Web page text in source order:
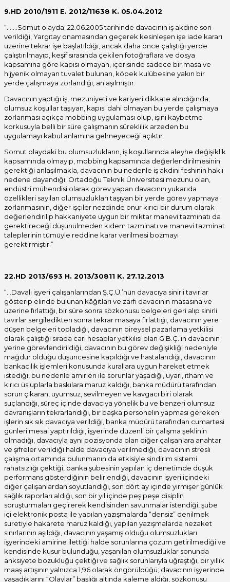
9.HD 2010/1911 E. 2012/11638 K. 05.04.2012
“…….Somut olayda; 22.06.2005 tarihinde davacının iş akdine son
verildiği, Yargıtay onamasından geçerek kesinleşen işe iade kararı
üzerine tekrar işe başlatıldığı, ancak daha önce çalıştığı yerde
çalıştırılmayıp, keşif sırasında çekilen fotoğraflara ve dosya
kapsamına göre kapısı olmayan, içerisinde sadece bir masa ve
hijyenik olmayan tuvalet bulunan, köpek kulübesine yakın bir
yerde çalışmaya zorlandığı, anlaşılmıştır.
Davacının yaptığı iş, mezuniyeti ve kariyeri dikkate alındığında;
olumsuz koşullar taşıyan, kapısı dahi olmayan bu yerde çalışmaya
zorlanması açıkça mobbing uygulaması olup, işini kaybetme
korkusuyla belli bir süre çalışmanın süreklilik arzeden bu
uygulamayı kabul anlamına gelmeyeceği açıktır.
Somut olaydaki bu olumsuzlukların, iş koşullarında aleyhe değişiklik
kapsamında olmayıp, mobbing kapsamında değerlendirilmesinin
gerektiği anlaşılmakla, davacının bu nedenle iş akdini feshinin haklı
nedene dayandığı; Ortadoğu Teknik Üniversitesi mezunu olan,
endüstri mühendisi olarak görev yapan davacının yukarıda
özellikleri sayılan olumsuzlukları taşıyan bir yerde görev yapmaya
zorlanmasının, diğer işçiler nezdinde onur kırıcı bir durum olarak
değerlendirilip hakkaniyete uygun bir miktar manevi tazminatı da
gerektireceği düşünülmeden kıdem tazminatı ve manevi tazminat
taleplerinin tümüyle reddine karar verilmesi bozmayı
gerektirmiştir.”
22.HD 2013/693 H. 2013/30811 K. 27.12.2013
“…Davalı işyeri çalışanlarından Ş.Ç.Ü.’nün davacıya sinirli tavırlar
gösterip elinde bulunan kâğıtları ve zarfı davacının masasına ve
üzerine fırlattığı, bir süre sonra sözkonusu belgeleri geri alıp sinirli
tavırlar sergiledikten sonra tekrar masaya fırlattığı, davacının yere
düşen belgeleri topladığı, davacının bireysel pazarlama yetkilisi
olarak çalıştığı sırada cari hesaplar yetkilisi olan G.B.Ç.’in davacının
yerine görevlendirildiği, davacının bu görev değişikliği nedeniyle
mağdur olduğu düşüncesine kapıldığı ve hastalandığı, davacının
bankacılık işlemleri konusunda kurallara uygun hareket etmek
istediği, bu nedenle amirleri ile sorunlar yaşadığı, uyarı, itham ve
kırıcı üsluplarla baskılara maruz kaldığı, banka müdürü tarafından
sorun çıkaran, uyumsuz, sevilmeyen ve kavgacı biri olarak
suçlandığı, süreç içinde davacıya yönelik bu ve benzeri olumsuz
davranışların tekrarlandığı, bir başka personelin yapması gereken
işlerin sık sık davacıya verildiği, banka müdürü tarafından cumartesi
günleri mesai yaptırıldığı, işyerinde düzenli bir çalışma şeklinin
olmadığı, davacıyla aynı pozisyonda olan diğer çalışanlara anahtar
ve şifreler verildiği halde davacıya verilmediği, davacının stresli
çalışma ortamında bulunmanın da etkisiyle sindirim sistemi
rahatsızlığı çektiği, banka şubesinin yapılan iç denetimde düşük
performans gösterdiğinin belirlendiği, davacının işyeri içindeki
diğer çalışanlardan soyutlandığı, son dört ay içinde yirmişer günlük
sağlık raporları aldığı, son bir yıl içinde peş peşe disiplin
soruşturmaları geçirerek kendisinden savunmalar istendiği, şube
içi elektronik posta ile yapılan yazışmalarda “densiz” denilmek
suretiyle hakarete maruz kaldığı, yapılan yazışmalarda nezaket
sınırlarının aşıldığı, davacının yaşamış olduğu olumsuzlukları
işyerindeki amirine ilettiği halde sorunlarına çözüm getirilmediği ve
kendisinde kusur bulunduğu, yaşanılan olumsuzluklar sonunda
anksiyete bozukluğu çektiği ve sağlık sorunlarıyla uğraştığı, bir yıllık
maaş artışının yalnızca 1,96 olarak öngörüldüğü; davacının işyerinde
yaşadıklarını “Olaylar” başlığı altında kaleme aldığı, sözkonusu